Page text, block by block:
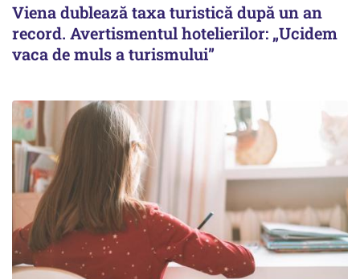
Viena dublează taxa turistică după un an
record. Avertismentul hotelierilor: „Ucidem
vaca de muls a turismului”